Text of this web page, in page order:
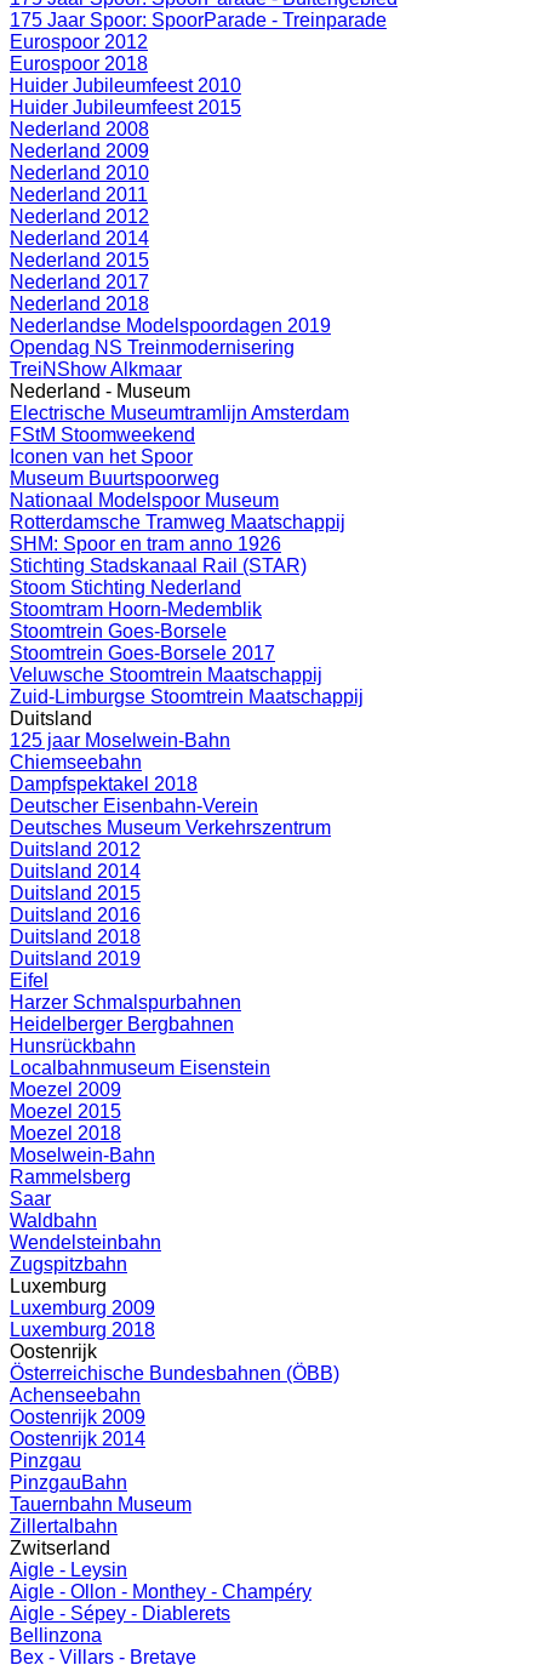
175 Jaar Spoor: SpoorParade - Treinparade
Eurospoor 2012
Eurospoor 2018
Huider Jubileumfeest 2010
Huider Jubileumfeest 2015
Nederland 2008
Nederland 2009
Nederland 2010
Nederland 2011
Nederland 2012
Nederland 2014
Nederland 2015
Nederland 2017
Nederland 2018
Nederlandse Modelspoordagen 2019
Opendag NS Treinmodernisering
TreiNShow Alkmaar
Nederland - Museum
Electrische Museumtramlijn Amsterdam
FStM Stoomweekend
Iconen van het Spoor
Museum Buurtspoorweg
Nationaal Modelspoor Museum
Rotterdamsche Tramweg Maatschappij
SHM: Spoor en tram anno 1926
Stichting Stadskanaal Rail (STAR)
Stoom Stichting Nederland
Stoomtram Hoorn-Medemblik
Stoomtrein Goes-Borsele
Stoomtrein Goes-Borsele 2017
Veluwsche Stoomtrein Maatschappij
Zuid-Limburgse Stoomtrein Maatschappij
Duitsland
125 jaar Moselwein-Bahn
Chiemseebahn
Dampfspektakel 2018
Deutscher Eisenbahn-Verein
Deutsches Museum Verkehrszentrum
Duitsland 2012
Duitsland 2014
Duitsland 2015
Duitsland 2016
Duitsland 2018
Duitsland 2019
Eifel
Harzer Schmalspurbahnen
Heidelberger Bergbahnen
Hunsrückbahn
Localbahnmuseum Eisenstein
Moezel 2009
Moezel 2015
Moezel 2018
Moselwein-Bahn
Rammelsberg
Saar
Waldbahn
Wendelsteinbahn
Zugspitzbahn
Luxemburg
Luxemburg 2009
Luxemburg 2018
Oostenrijk
Österreichische Bundesbahnen (ÖBB)
Achenseebahn
Oostenrijk 2009
Oostenrijk 2014
Pinzgau
PinzgauBahn
Tauernbahn Museum
Zillertalbahn
Zwitserland
Aigle - Leysin
Aigle - Ollon - Monthey - Champéry
Aigle - Sépey - Diablerets
Bellinzona
Bex - Villars - Bretaye